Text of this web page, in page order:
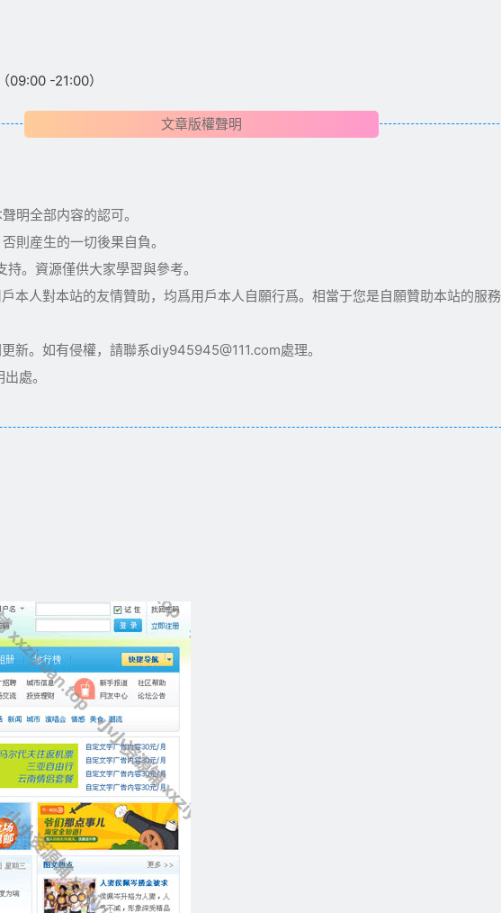
09:00 -21:00）
文章版權聲明
明全部内容的認可。
則産生的一切後果自負。
。資源僅供大家學習與參考。
本人對本站的友情贊助，均爲用戶本人自願行爲。相當于您是自願贊助本站的服
新。如有侵權，請聯系diy945945@111.com處理。
處。